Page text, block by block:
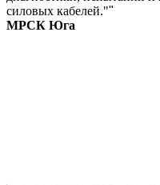
силовых кабелей.""
МРСК Юга